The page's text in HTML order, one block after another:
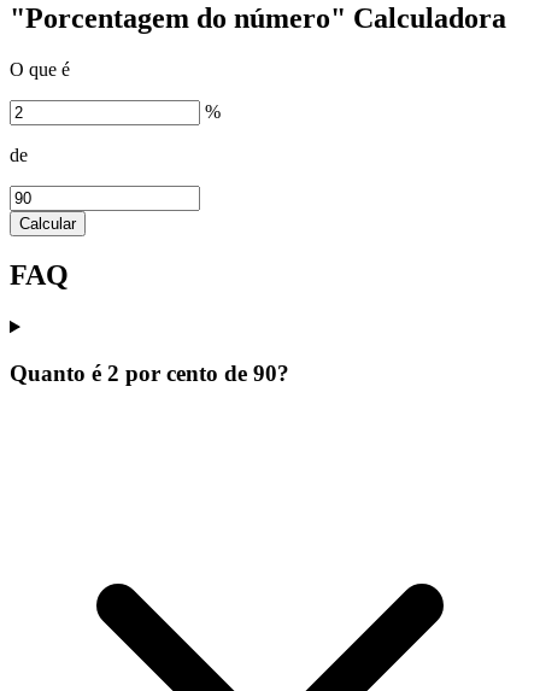
"Porcentagem do número" Calculadora
O que é
%
de
Calcular
FAQ
Quanto é 2 por cento de 90?